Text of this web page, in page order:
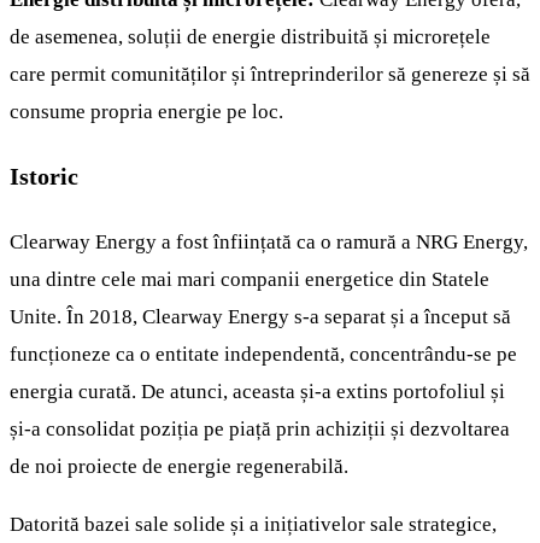
de asemenea, soluții de energie distribuită și microrețele
care permit comunităților și întreprinderilor să genereze și să
consume propria energie pe loc.
Istoric
Clearway Energy a fost înființată ca o ramură a NRG Energy,
una dintre cele mai mari companii energetice din Statele
Unite. În 2018, Clearway Energy s-a separat și a început să
funcționeze ca o entitate independentă, concentrându-se pe
energia curată. De atunci, aceasta și-a extins portofoliul și
și-a consolidat poziția pe piață prin achiziții și dezvoltarea
de noi proiecte de energie regenerabilă.
Datorită bazei sale solide și a inițiativelor sale strategice,